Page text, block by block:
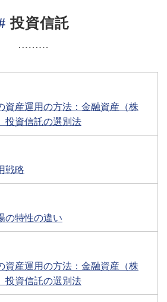
お申し込み
する取組方針
示
のための基本方針
投資信託
資産運用の方法：金融資産（株
投資信託の選別法
戦略
の特性の違い
資産運用の方法：金融資産（株
投資信託の選別法